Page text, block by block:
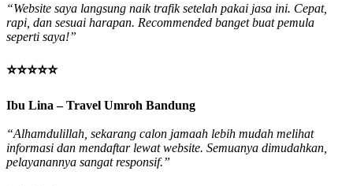
“Website saya langsung naik trafik setelah pakai jasa ini. Cepat,
rapi, dan sesuai harapan. Recommended banget buat pemula
seperti saya!”
⭐⭐⭐⭐⭐
Ibu Lina – Travel Umroh Bandung
“Alhamdulillah, sekarang calon jamaah lebih mudah melihat
informasi dan mendaftar lewat website. Semuanya dimudahkan,
pelayanannya sangat responsif.”